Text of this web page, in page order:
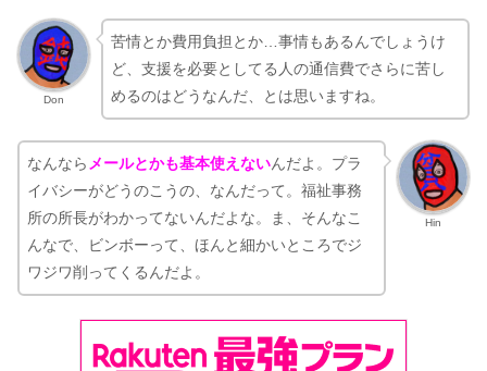
Don
苦情とか費用負担とか…事情もあるんでしょうけ
ど、支援を必要としてる人の通信費でさらに苦し
めるのはどうなんだ、とは思いますね。
Hin
なんならメールとかも基本使えないんだよ。プラ
イバシーがどうのこうの、なんだって。福祉事務
所の所長がわかってないんだよな。ま、そんなこ
んなで、ビンボーって、ほんと細かいところでジ
ワジワ削ってくるんだよ。